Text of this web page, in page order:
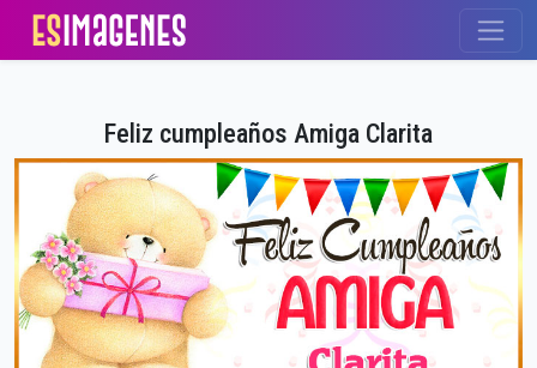
Feliz cumpleaños Amiga Clarita